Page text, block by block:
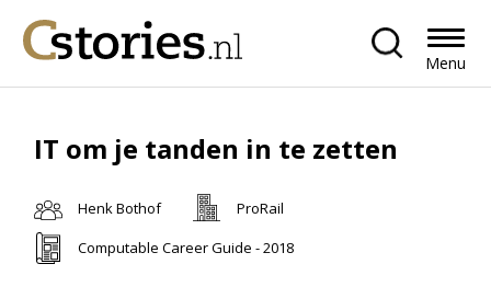
Menu
IT om je tanden in te zetten
Henk Bothof
ProRail
Computable Career Guide - 2018